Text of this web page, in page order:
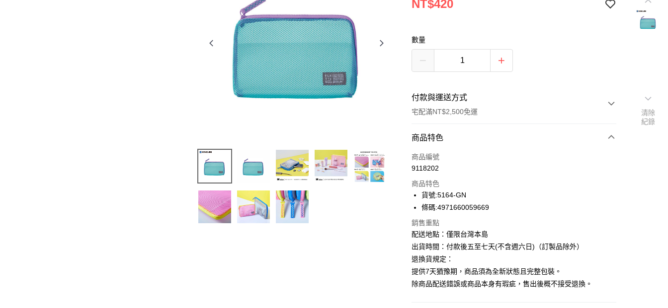
NT$420
數量
付款與運送方式
宅配滿NT$2,500免運
付款方式
信用卡一次付款
街口支付
悠遊付
ATM付款
運送方式
下單前請先詢問庫存
商品特色
商品編號
9118202
商品特色
貨號:5164-GN
條碼:4971660059669
銷售重點
配送地點：僅限台灣本島
出貨時間：付款後五至七天(不含週六日)（訂製品除外）
退換貨規定：
提供7天猶豫期，商品須為全新狀態且完整包裝。
除商品配送錯誤或商品本身有瑕疵，售出後概不接受退換。
清除
紀錄